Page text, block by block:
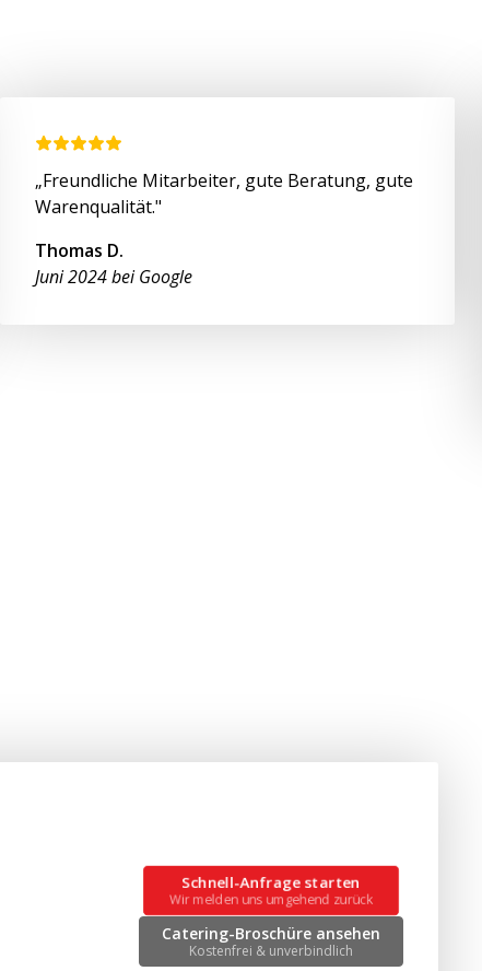
„Freundliche Mitarbeiter, gute Beratung, gute
Warenqualität."
Thomas D.
Juni 2024 bei Google
Schnell-Anfrage starten
Wir melden uns umgehend zurück
Catering-Broschüre ansehen
Kostenfrei & unverbindlich